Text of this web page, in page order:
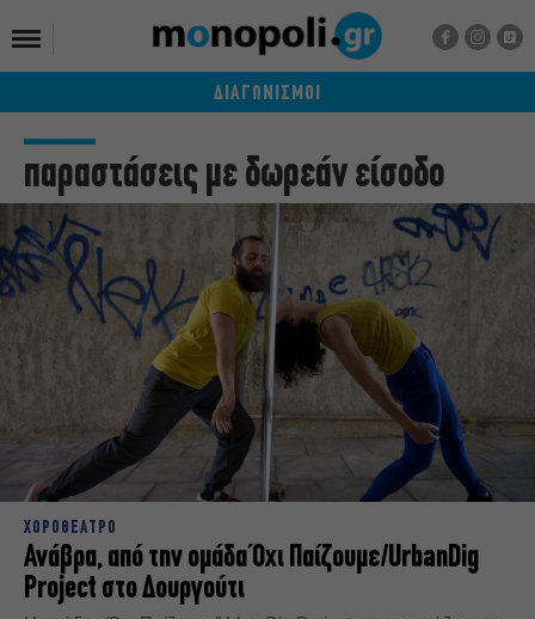
ΔΙΑΓΩΝΙΣΜΟΙ
παραστάσεις με δωρεάν είσοδο
ΧΟΡΟΘΕΑΤΡΟ
Ανάβρα, από την ομάδα Όχι Παίζουμε/UrbanDig
Project στο Δουργούτι